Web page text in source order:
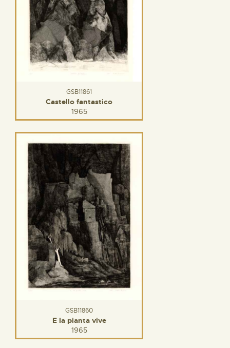
GSB11861
Castello fantastico
1965
GSB11860
E la pianta vive
1965